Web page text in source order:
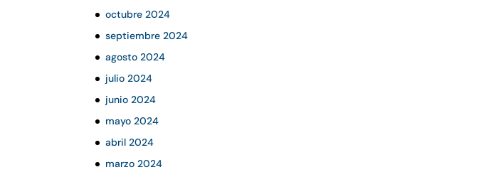
octubre 2024
septiembre 2024
agosto 2024
julio 2024
junio 2024
mayo 2024
abril 2024
marzo 2024